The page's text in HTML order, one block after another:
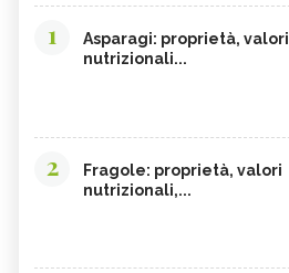
1
Asparagi: proprietà, valori
nutrizionali...
2
Fragole: proprietà, valori
nutrizionali,...